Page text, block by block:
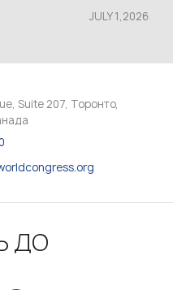
JULY 1,2026
Suite 207, Торонто,
ДО